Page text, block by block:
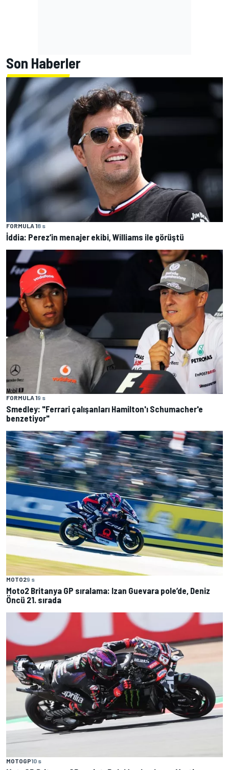
Son Haberler
FORMULA 18 s
İddia: Perez’in menajer ekibi, Williams ile görüştü
FORMULA 19 s
Smedley: "Ferrari çalışanları Hamilton'ı Schumacher'e
benzetiyor"
MOTO29 s
Moto2 Britanya GP sıralama: Izan Guevara pole’de, Deniz
Öncü 21. sırada
MOTOGP10 s